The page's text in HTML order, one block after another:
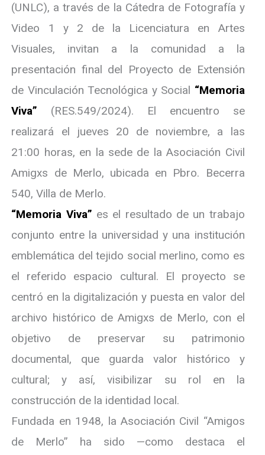
(UNLC), a través de la Cátedra de Fotografía y
Video 1 y 2 de la Licenciatura en Artes
Visuales, invitan a la comunidad a la
presentación final del Proyecto de Extensión
de Vinculación Tecnológica y Social “Memoria
Viva” (RES.549/2024). El encuentro se
realizará el jueves 20 de noviembre, a las
21:00 horas, en la sede de la Asociación Civil
Amigxs de Merlo, ubicada en Pbro. Becerra
540, Villa de Merlo.
“Memoria Viva” es el resultado de un trabajo
conjunto entre la universidad y una institución
emblemática del tejido social merlino, como es
el referido espacio cultural. El proyecto se
centró en la digitalización y puesta en valor del
archivo histórico de Amigxs de Merlo, con el
objetivo de preservar su patrimonio
documental, que guarda valor histórico y
cultural; y así, visibilizar su rol en la
construcción de la identidad local.
Fundada en 1948, la Asociación Civil “Amigos
de Merlo” ha sido —como destaca el